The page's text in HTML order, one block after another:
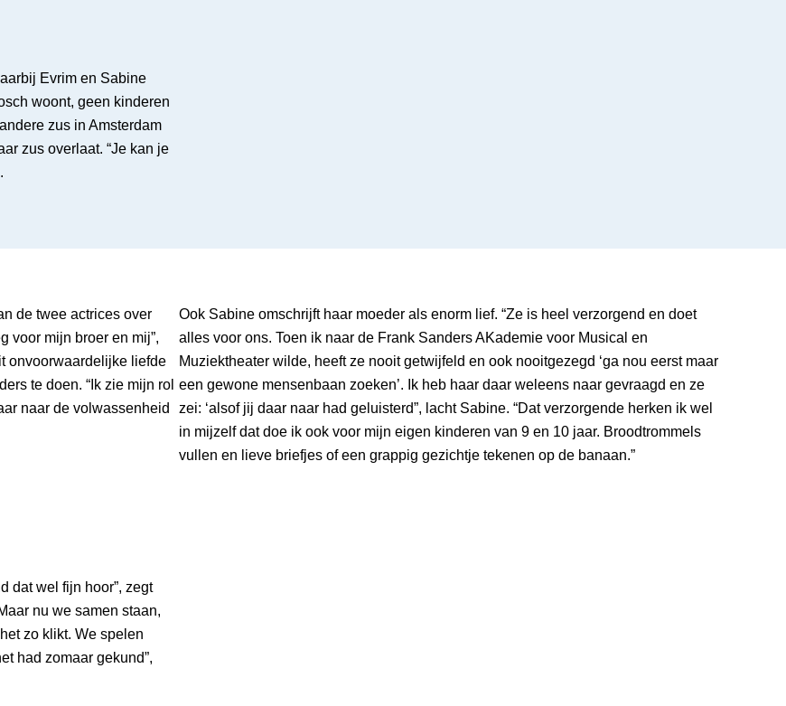
Evrim en Sabine
woont, geen kinderen
zus in Amsterdam
zus overlaat. “Je kan je
de twee actrices over
voor mijn broer en mij”,
onvoorwaardelijke liefde
te doen. “Ik zie mijn rol
naar de volwassenheid
Ook Sabine omschrijft haar moeder als enorm lief. “Ze is heel verzorgend en doet
alles voor ons. Toen ik naar de Frank Sanders AKademie voor Musical en
Muziektheater wilde, heeft ze nooit getwijfeld en ook nooitgezegd ‘ga nou eerst maar
een gewone mensenbaan zoeken’. Ik heb haar daar weleens naar gevraagd en ze
zei: ‘alsof jij daar naar had geluisterd”, lacht Sabine. “Dat verzorgende herken ik wel
in mijzelf dat doe ik ook voor mijn eigen kinderen van 9 en 10 jaar. Broodtrommels
vullen en lieve briefjes of een grappig gezichtje tekenen op de banaan.”
dat wel fijn hoor”, zegt
nu we samen staan,
zo klikt. We spelen
had zomaar gekund”,